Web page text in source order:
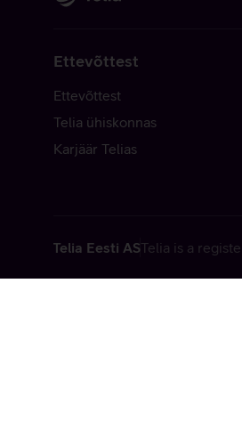
Ettevõttest
Ettevõttest
Telia ühiskonnas
Karjäär Telias
Telia Eesti ASTelia is a